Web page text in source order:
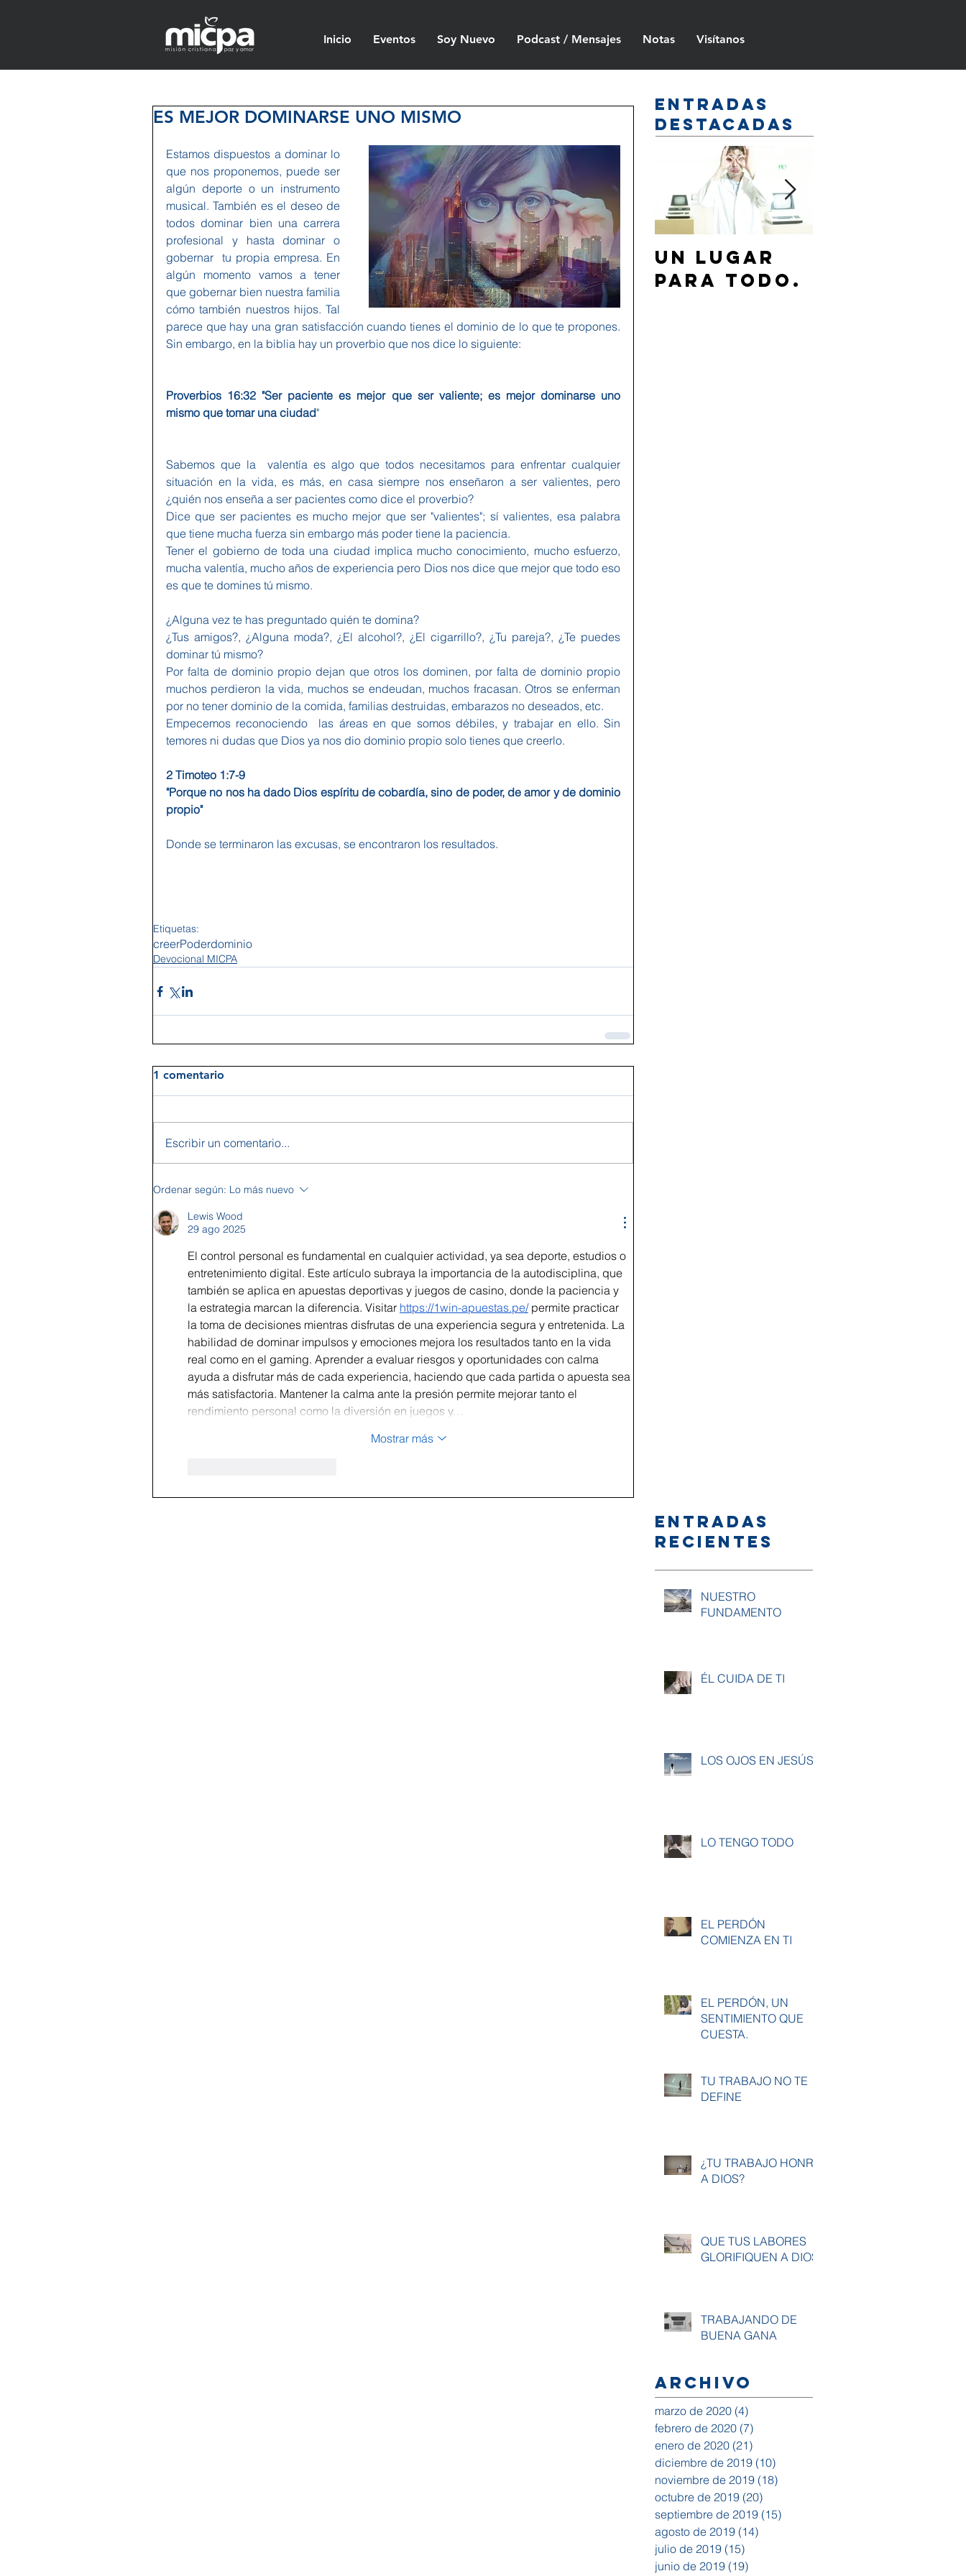
Inicio Eventos Soy Nuevo Podcast / Mensajes Notas Visítanos
ES MEJOR DOMINARSE UNO MISMO
Estamos dispuestos a dominar lo
que nos proponemos, puede ser
algún deporte o un instrumento
musical. También es el deseo de
todos dominar bien una carrera
profesional y hasta dominar o
gobernar  tu propia empresa. En
algún momento vamos a tener
que gobernar bien nuestra familia
cómo también nuestros hijos. Tal
parece que hay una gran satisfacción cuando tienes el dominio de lo que te propones.
Sin embargo, en la biblia hay un proverbio que nos dice lo siguiente:
Proverbios 16:32 "Ser paciente es mejor que ser valiente; es mejor dominarse uno
mismo que tomar una ciudad"
Sabemos que la  valentía es algo que todos necesitamos para enfrentar cualquier
situación en la vida, es más, en casa siempre nos enseñaron a ser valientes, pero
¿quién nos enseña a ser pacientes como dice el proverbio?
Dice que ser pacientes es mucho mejor que ser "valientes"; sí valientes, esa palabra
que tiene mucha fuerza sin embargo más poder tiene la paciencia.
Tener el gobierno de toda una ciudad implica mucho conocimiento, mucho esfuerzo,
mucha valentía, mucho años de experiencia pero Dios nos dice que mejor que todo eso
es que te domines tú mismo.
¿Alguna vez te has preguntado quién te domina?
¿Tus amigos?, ¿Alguna moda?, ¿El alcohol?, ¿El cigarrillo?, ¿Tu pareja?, ¿Te puedes
dominar tú mismo?
Por falta de dominio propio dejan que otros los dominen, por falta de dominio propio
muchos perdieron la vida, muchos se endeudan, muchos fracasan. Otros se enferman
por no tener dominio de la comida, familias destruidas, embarazos no deseados, etc.
Empecemos reconociendo  las áreas en que somos débiles, y trabajar en ello. Sin
temores ni dudas que Dios ya nos dio dominio propio solo tienes que creerlo.
2 Timoteo 1:7-9
"Porque no nos ha dado Dios espíritu de cobardía, sino de poder, de amor y de dominio
propio"
Donde se terminaron las excusas, se encontraron los resultados.
Etiquetas:
creerPoderdominio
Devocional MICPA
1 comentario
Escribir un comentario...
Ordenar según: Lo más nuevo
Lewis Wood
29 ago 2025
El control personal es fundamental en cualquier actividad, ya sea deporte, estudios o
entretenimiento digital. Este artículo subraya la importancia de la autodisciplina, que
también se aplica en apuestas deportivas y juegos de casino, donde la paciencia y
la estrategia marcan la diferencia. Visitar https://1win-apuestas.pe/ permite practicar
la toma de decisiones mientras disfrutas de una experiencia segura y entretenida. La
habilidad de dominar impulsos y emociones mejora los resultados tanto en la vida
real como en el gaming. Aprender a evaluar riesgos y oportunidades con calma
ayuda a disfrutar más de cada experiencia, haciendo que cada partida o apuesta sea
más satisfactoria. Mantener la calma ante la presión permite mejorar tanto el
rendimiento personal como la diversión en juegos y…
Mostrar más
Entradas
destacadas
Un lugar
para todo.
Entradas
recientes
NUESTRO
FUNDAMENTO
ÉL CUIDA DE TI
LOS OJOS EN JESÚS
LO TENGO TODO
EL PERDÓN
COMIENZA EN TI
EL PERDÓN, UN
SENTIMIENTO QUE
CUESTA.
TU TRABAJO NO TE
DEFINE
¿TU TRABAJO HONRA
A DIOS?
QUE TUS LABORES
GLORIFIQUEN A DIOS
TRABAJANDO DE
BUENA GANA
Archivo
marzo de 2020 (4)
febrero de 2020 (7)
enero de 2020 (21)
diciembre de 2019 (10)
noviembre de 2019 (18)
octubre de 2019 (20)
septiembre de 2019 (15)
agosto de 2019 (14)
julio de 2019 (15)
junio de 2019 (19)